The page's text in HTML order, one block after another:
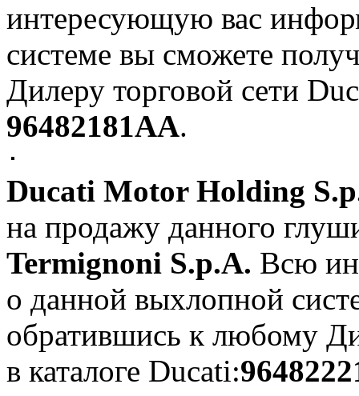
интересующую вас
системе вы сможете
Дилеру торговой сети
96482181AA.
Ducati Motor Holding
на продажу данного
Termignoni S.p.A. Всю
о данной выхлопной
обратившись к любому
в каталоге Ducati: